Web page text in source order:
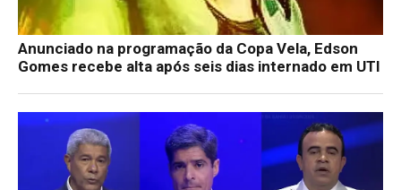
Anunciado na programação da Copa Vela, Edson
Gomes recebe alta após seis dias internado em UTI